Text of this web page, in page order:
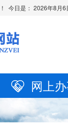
今日是： 2026年8月
网上